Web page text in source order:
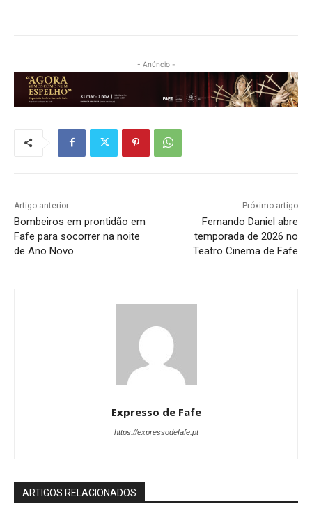
- Anúncio -
Artigo anterior
Bombeiros em prontidão em
Fafe para socorrer na noite
de Ano Novo
Próximo artigo
Fernando Daniel abre
temporada de 2026 no
Teatro Cinema de Fafe
Expresso de Fafe
https://expressodefafe.pt
ARTIGOS RELACIONADOS